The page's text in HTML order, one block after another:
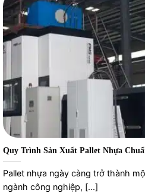
Quy Trình Sản Xuất Pallet Nhựa
Pallet nhựa ngày càng trở thành
ngành công nghiệp, [...]